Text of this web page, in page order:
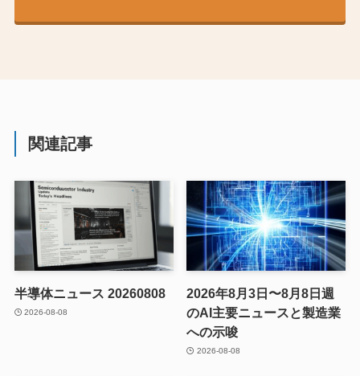
関連記事
半導体ニュース 20260808
2026-08-08
2026年8月3日〜8月8日週
のAI主要ニュースと製造業
への示唆
2026-08-08